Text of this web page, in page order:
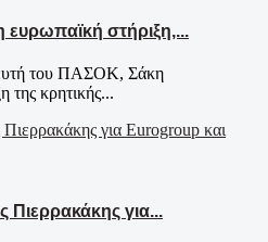
ευρωπαϊκή στήριξη,...
του ΠΑΣΟΚ, Σάκη
της κρητικής...
Πιερρακάκης για...